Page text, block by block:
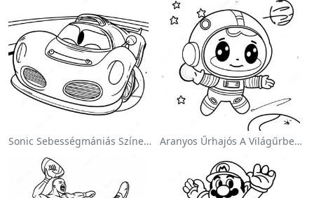
Sonic Sebességmániás Színezőlap Aranyos Űrhajós A Világűrben Színezőlap